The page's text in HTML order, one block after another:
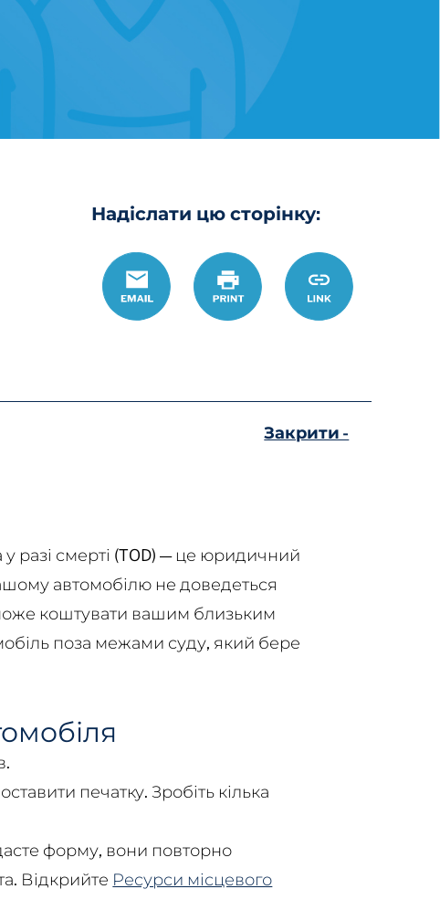
Надіслати цю сторінку:
Email Роздрукувати
https://
Link
Закрити -
разі смерті (TOD) — це юридичний
автомобілю не доведеться
коштувати вашим близьким
поза межами суду, який бере
печатку. Зробіть кілька
форму, вони повторно
Відкрийте Ресурси місцевого